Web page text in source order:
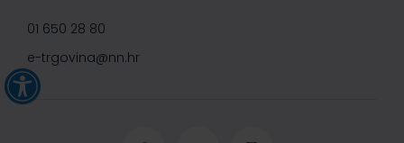
01 650 28 80
e-trgovina@nn.hr